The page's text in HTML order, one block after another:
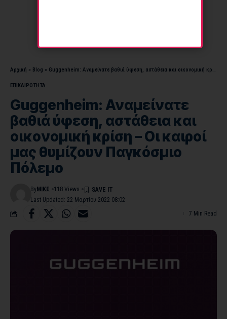
Αρχική » Blog » Guggenheim: Αναμείνατε βαθιά ύφεση, αστάθεια και οικονομική κρίση – Οι καιροί μας θυμίζουν Παγκόσμιο Πόλεμο
ΕΠΙΚΑΙΡΟΤΗΤΑ
Guggenheim: Αναμείνατε
βαθιά ύφεση, αστάθεια και
οικονομική κρίση – Οι καιροί
μας θυμίζουν Παγκόσμιο
Πόλεμο
Last Updated: 22 Μαρτίου 2022 08:02
By MIKE 118 Views
7 Min Read